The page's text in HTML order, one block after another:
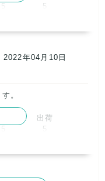
5
5
2022年04月10日
ます。
5
出荷
5